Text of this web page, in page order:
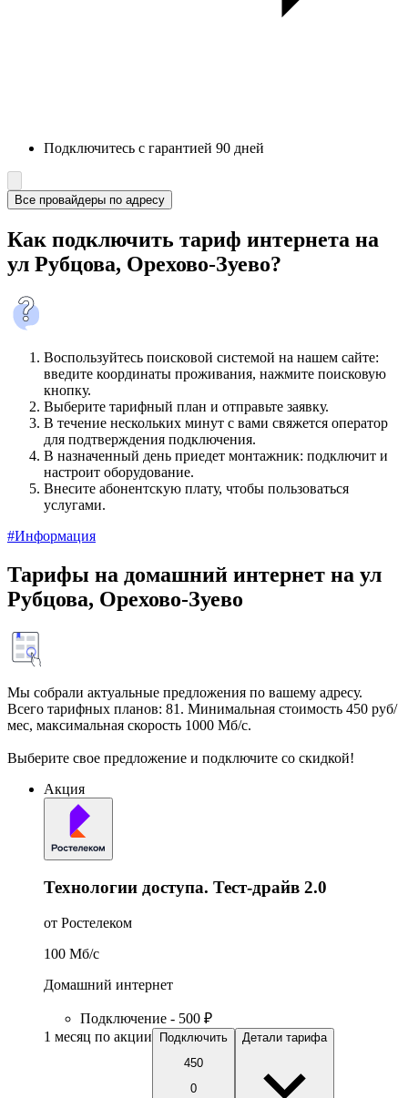
Подключитесь с гарантией 90 дней
Все провайдеры по адресу
Как подключить тариф интернета на
ул Рубцова, Орехово-Зуево?
Воспользуйтесь поисковой системой на нашем сайте:
введите координаты проживания, нажмите поисковую
кнопку.
Выберите тарифный план и отправьте заявку.
В течение нескольких минут с вами свяжется оператор
для подтверждения подключения.
В назначенный день приедет монтажник: подключит и
настроит оборудование.
Внесите абонентскую плату, чтобы пользоваться
услугами.
#Информация
Тарифы на домашний интернет на ул
Рубцова, Орехово-Зуево
Мы собрали актуальные предложения по вашему адресу.
Всего тарифных планов: 81. Минимальная стоимость 450 руб/
мес, максимальная скорость 1000 Мб/с.
Выберите свое предложение и подключите со скидкой!
Акция
Технологии доступа. Тест-драйв 2.0
от Ростелеком
100 Мб/c
Домашний интернет
Подключение - 500 ₽
1 месяц по акции
Подключить
450
0
Детали тарифа